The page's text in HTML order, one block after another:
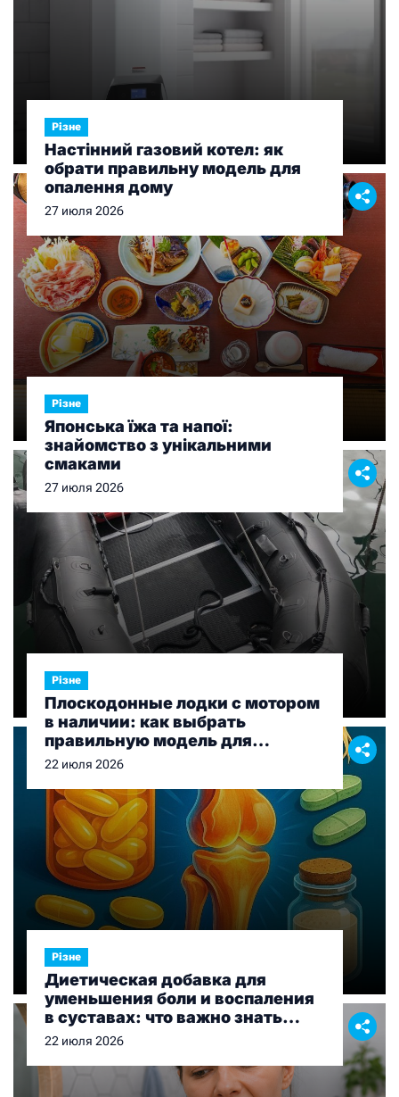
Різне
Настінний газовий котел: як
обрати правильну модель для
опалення дому
27 июля 2026
Різне
Японська їжа та напої:
знайомство з унікальними
смаками
27 июля 2026
Різне
Плоскодонные лодки с мотором
в наличии: как выбрать
правильную модель для
рыбалки и отдыха
22 июля 2026
Різне
Диетическая добавка для
уменьшения боли и воспаления
в суставах: что важно знать
перед выбором
22 июля 2026